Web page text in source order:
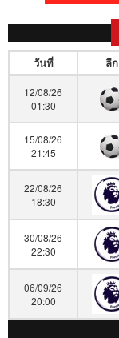
วันที่ ลีก
12/08/26
01:30
15/08/26
21:45
22/08/26
18:30
30/08/26
22:30
06/09/26
20:00